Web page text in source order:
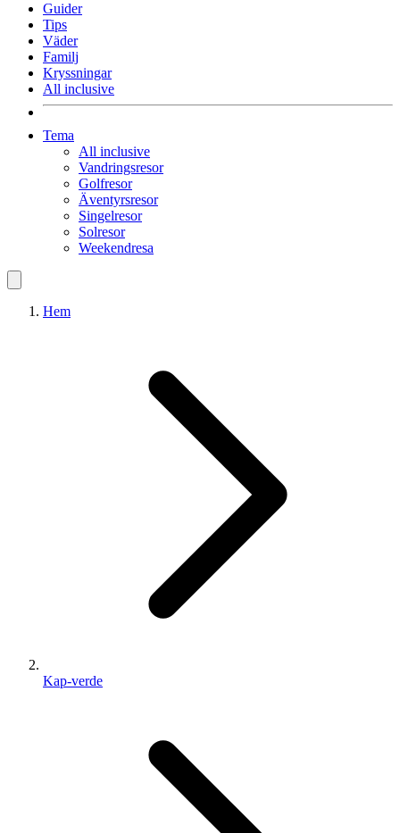
Guider
Tips
Väder
Familj
Kryssningar
All inclusive
Tema
All inclusive
Vandringsresor
Golfresor
Äventyrsresor
Singelresor
Solresor
Weekendresa
Hem
Kap-verde